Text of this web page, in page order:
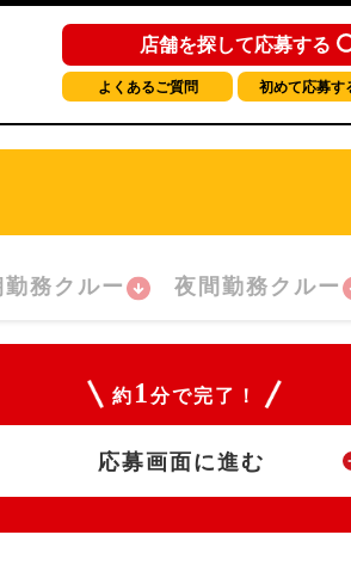
店舗を探して応募する
よくあるご質問 初めて応募す
勤務クルー 夜間勤務クルー
約 1 分で完了！
応募画面に進む